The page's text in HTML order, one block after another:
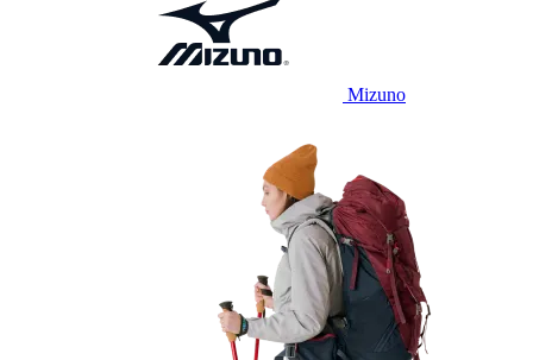
Mizuno